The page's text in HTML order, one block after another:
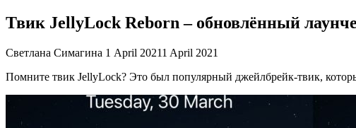
Твик JellyLock Reborn – обновлённый
Светлана Симагина 1 April 20211 April 2021
Помните твик JellyLock? Это был популярный джейлбрейк-твик,